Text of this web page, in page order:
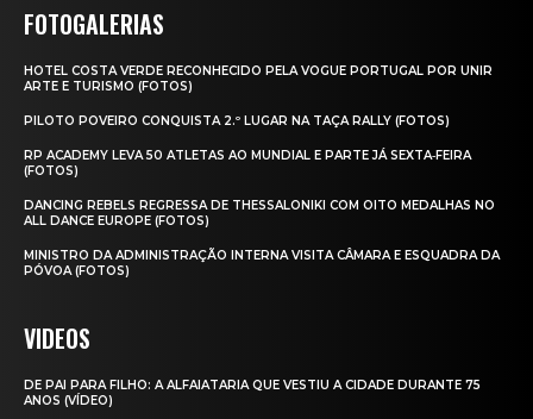
FOTOGALERIAS
HOTEL COSTA VERDE RECONHECIDO PELA VOGUE PORTUGAL POR UNIR
ARTE E TURISMO (FOTOS)
PILOTO POVEIRO CONQUISTA 2.º LUGAR NA TAÇA RALLY (FOTOS)
RP ACADEMY LEVA 50 ATLETAS AO MUNDIAL E PARTE JÁ SEXTA‑FEIRA
(FOTOS)
DANCING REBELS REGRESSA DE THESSALONIKI COM OITO MEDALHAS NO
ALL DANCE EUROPE (FOTOS)
MINISTRO DA ADMINISTRAÇÃO INTERNA VISITA CÂMARA E ESQUADRA DA
PÓVOA (FOTOS)
VIDEOS
DE PAI PARA FILHO: A ALFAIATARIA QUE VESTIU A CIDADE DURANTE 75
ANOS (VÍDEO)